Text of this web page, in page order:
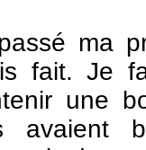
ma
fait. Je
une
avaient